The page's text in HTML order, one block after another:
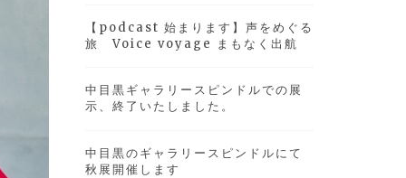
【podcast 始まります】声をめぐる
旅 Voice voyage まもなく出航
中目黒ギャラリースピンドルでの展
示、終了いたしました。
中目黒のギャラリースピンドルにて
秋展開催します